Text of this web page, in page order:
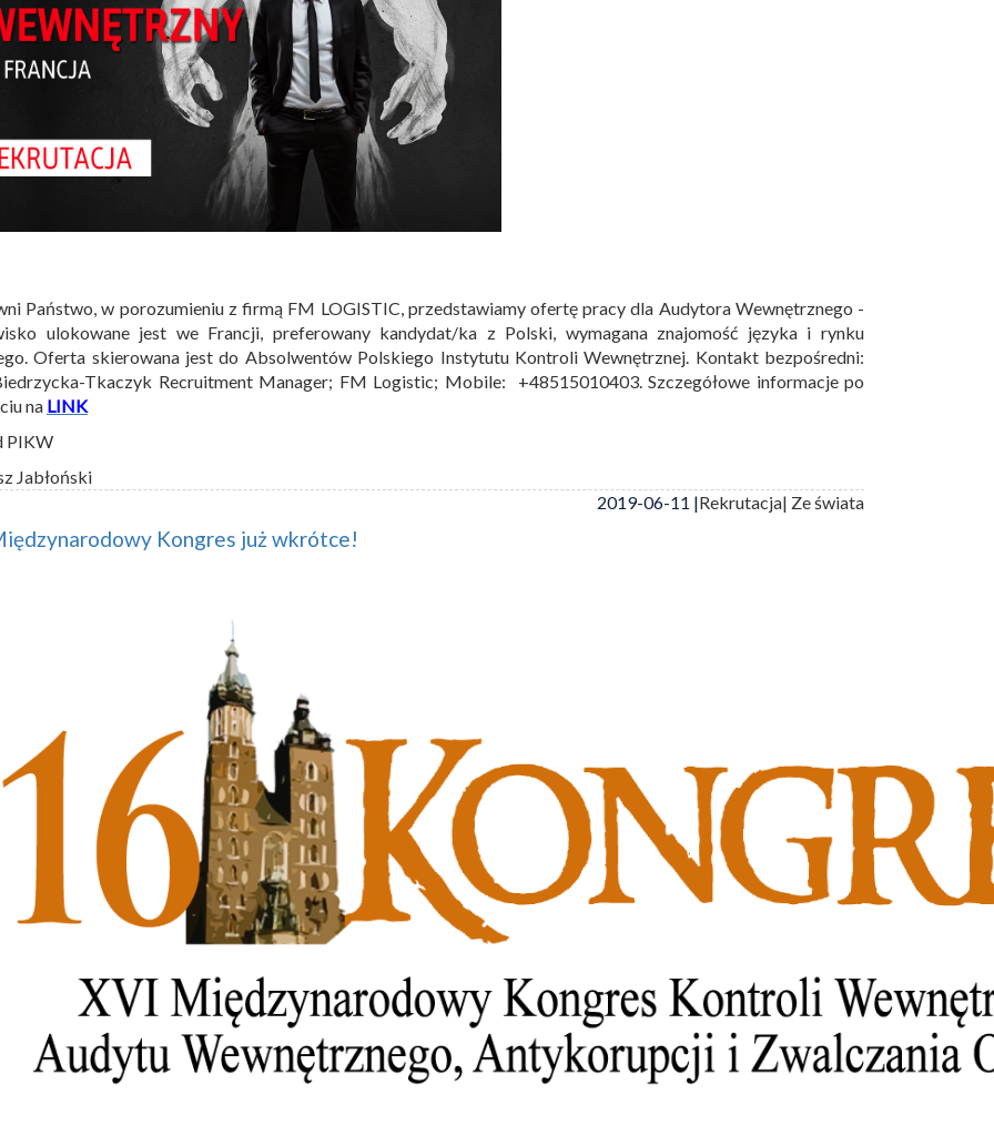
Państwo, w porozumieniu z firmą FM LOGISTIC, przedstawiamy ofertę pracy dla Audytora Wewnętrznego -
ulokowane jest we Francji, preferowany kandydat/ka z Polski, wymagana znajomość języka i rynku
Oferta skierowana jest do Absolwentów Polskiego Instytutu Kontroli Wewnętrznej. Kontakt bezpośredni:
Tkaczyk Recruitment Manager; FM Logistic; Mobile: +48515010403. Szczegółowe informacje po
na LINK
PIKW
Jabłoński
2019-06-11 |Rekrutacja| Ze świata
Kongres już wkrótce!